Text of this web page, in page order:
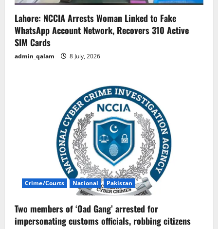
Lahore: NCCIA Arrests Woman Linked to Fake
WhatsApp Account Network, Recovers 310 Active
SIM Cards
admin_qalam 8 July, 2026
Crime/Courts National Pakistan
Two members of ‘Oad Gang’ arrested for
impersonating customs officials, robbing citizens